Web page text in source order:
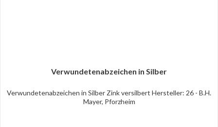
Verwundetenabzeichen in Silber
Verwundetenabzeichen in Silber Zink versilbert Hersteller: 26 - B.H.
Mayer, Pforzheim